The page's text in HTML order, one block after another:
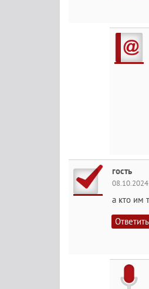
гость
а кто им
Ответить